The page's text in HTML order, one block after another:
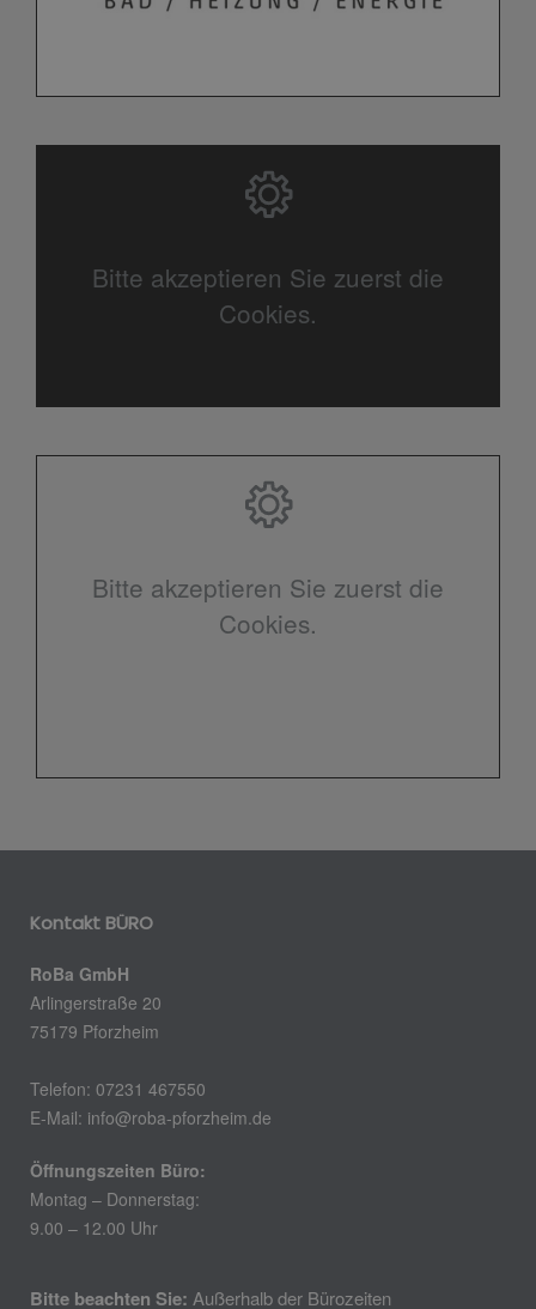
Bitte akzeptieren Sie zuerst die
Cookies.
Bitte akzeptieren Sie zuerst die
Cookies.
Kontakt BÜRO
RoBa GmbH
Arlingerstraße 20
75179 Pforzheim
Telefon: 07231 467550
E-Mail: info@roba-pforzheim.de
Öffnungszeiten Büro:
Montag – Donnerstag:
9.00 – 12.00 Uhr
Bitte beachten Sie: Außerhalb der Bürozeiten